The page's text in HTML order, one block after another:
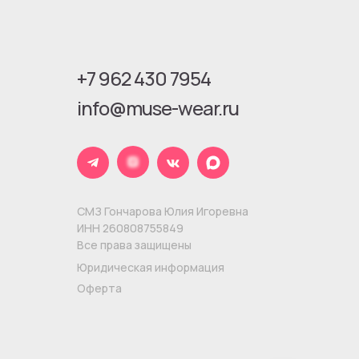
Юридическая информация
СМЗ Гончарова Юлия Игоревна
ИНН 260808755849
Все права защищены
+7 962 430 7954
info@muse-wear.ru
Оферта